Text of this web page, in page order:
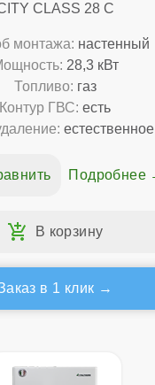
CLASS 28 C
монтажа: настенный
28,3 кВт
Топливо: газ
Контур ГВС: есть
естественное
Подробнее
в 1 клик